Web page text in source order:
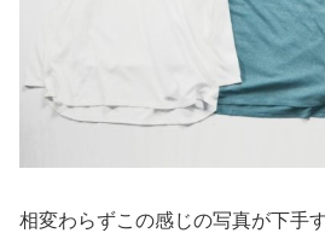
相変わらずこの感じの写真が下手す